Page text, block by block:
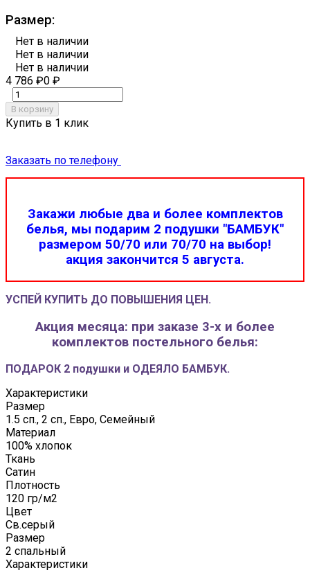
Размер:
Нет в наличии
Нет в наличии
Нет в наличии
4 786 ₽0 ₽
В корзину
Купить в 1 клик
Заказать по телефону
Закажи любые два и более комплектов
белья, мы подарим 2 подушки "БАМБУК"
размером 50/70 или 70/70 на выбор!
акция закончится 5 августа.
УСПЕЙ КУПИТЬ ДО ПОВЫШЕНИЯ ЦЕН.
Акция месяца: при заказе 3-х и более
комплектов постельного белья:
ПОДАРОК 2 подушки и ОДЕЯЛО БАМБУК.
Характеристики
Размер
1.5 сп., 2 сп., Евро, Семейный
Материал
100% хлопок
Ткань
Сатин
Плотность
120 гр/м2
Цвет
Св.серый
Размер
2 спальный
Характеристики